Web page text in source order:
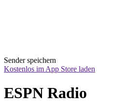
Sender speichern
Kostenlos im App Store laden
ESPN Radio